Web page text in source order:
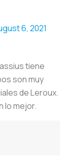
6, 2021
tiene
son muy
de Leroux.
lo mejor.